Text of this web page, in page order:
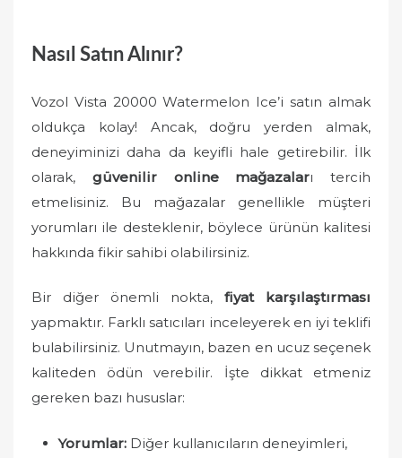
Nasıl Satın Alınır?
Vozol Vista 20000 Watermelon Ice’i satın almak
oldukça kolay! Ancak, doğru yerden almak,
deneyiminizi daha da keyifli hale getirebilir. İlk
olarak, güvenilir online mağazaları tercih
etmelisiniz. Bu mağazalar genellikle müşteri
yorumları ile desteklenir, böylece ürünün kalitesi
hakkında fikir sahibi olabilirsiniz.
Bir diğer önemli nokta, fiyat karşılaştırması
yapmaktır. Farklı satıcıları inceleyerek en iyi teklifi
bulabilirsiniz. Unutmayın, bazen en ucuz seçenek
kaliteden ödün verebilir. İşte dikkat etmeniz
gereken bazı hususlar:
Yorumlar: Diğer kullanıcıların deneyimleri,